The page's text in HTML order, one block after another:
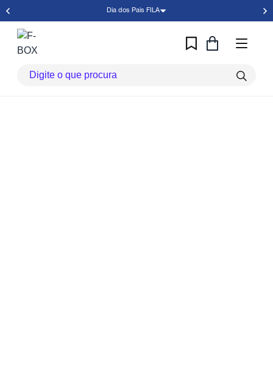
Dia dos Pais FILA